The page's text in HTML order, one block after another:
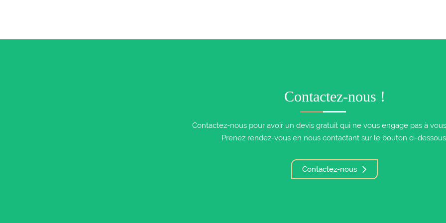
Contactez-nous !
Contactez-nous pour avoir un devis gratuit qui ne vous engage pas à
Prenez rendez-vous en nous contactant sur le bouton ci-
Contactez-nous